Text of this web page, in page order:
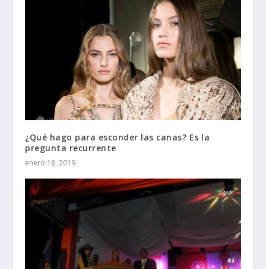
¿Qué hago para esconder las canas? Es la
pregunta recurrente
enero 18, 2019